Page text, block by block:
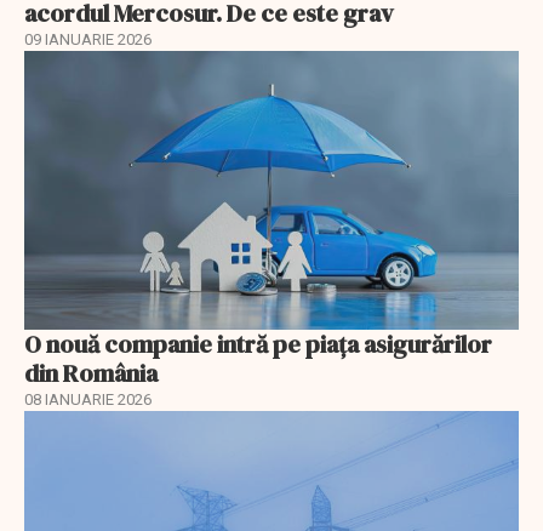
acordul Mercosur. De ce este grav
09 IANUARIE 2026
O nouă companie intră pe piața asigurărilor
din România
08 IANUARIE 2026